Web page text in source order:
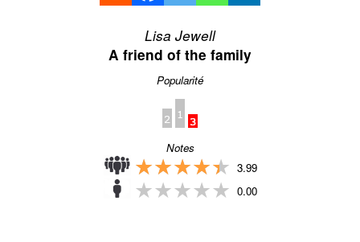
Lisa Jewell
A friend of the family
Popularité
Notes
★★★★★
★★★★★ 3.99
★★★★★
★★★★★ 0.00